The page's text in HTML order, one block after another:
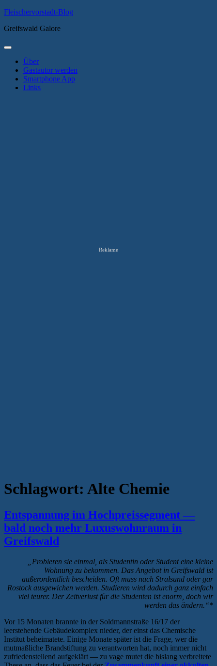
Zum
springen
Fleischervorstadt-Blog
Greifswald Galore
Primäres
Über
Gastautor werden
Smartphone App
Links
Reklame
Schlagwort: Alte Chemie
Entspannung im Hochpreissegment —
bald noch mehr Luxuswohnraum in
Greifswald
„Probieren sie einmal, als Studentin oder Student eine kleine
Wohnung zu bekommen. Das Angebot in Greifswald ist
außerordentlich bescheiden. Oft muss nach Stralsund oder gar
Rostock ausgewichen werden. Studieren wird dadurch ganz einfach
viel teurer. Der Zeitverlust für die Studenten ist enorm, doch wir
werden das ändern.“*
Vor 15 Monaten brannte in der Soldmannstraße 16/17 der
leerstehende Gebäudekomplex nieder, der einst das Chemische
Institut beheimatete. Einige Monate später ist die Frage, wer die
mutmaßliche Brandstiftung zu verantworten hat, noch immer nicht
zufriedenstellend aufgeklärt — zu vage mutet die bislang verbreitete